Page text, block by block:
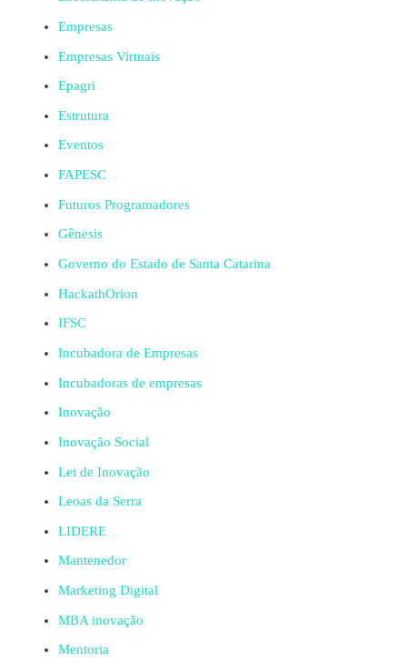
Empresas
Empresas Virtuais
Epagri
Estrutura
Eventos
FAPESC
Futuros Programadores
Gênesis
Governo do Estado de Santa Catarina
HackathOrion
IFSC
Incubadora de Empresas
Incubadoras de empresas
Inovação
Inovação Social
Lei de Inovação
Leoas da Serra
LIDERE
Mantenedor
Marketing Digital
MBA inovação
Mentoria